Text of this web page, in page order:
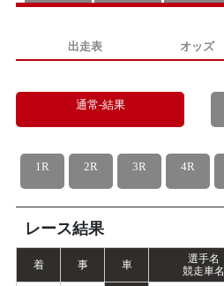
出走表 オッズ
通常-結果
1R 2R 3R 4R
レース結果
着 事 車
選手名
競走車名